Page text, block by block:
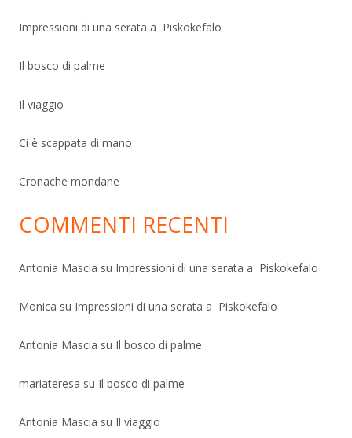
Impressioni di una serata a Piskokefalo
Il bosco di palme
Il viaggio
Ci è scappata di mano
Cronache mondane
COMMENTI RECENTI
Antonia Mascia su Impressioni di una serata a Piskokefalo
Monica su Impressioni di una serata a Piskokefalo
Antonia Mascia su Il bosco di palme
mariateresa su Il bosco di palme
Antonia Mascia su Il viaggio